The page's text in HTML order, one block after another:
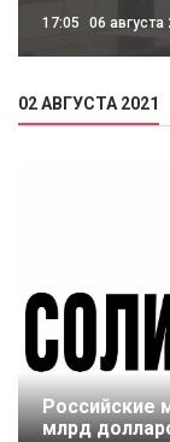
17:05 06 августа
02 АВГУСТА 2021
Российские
млрд